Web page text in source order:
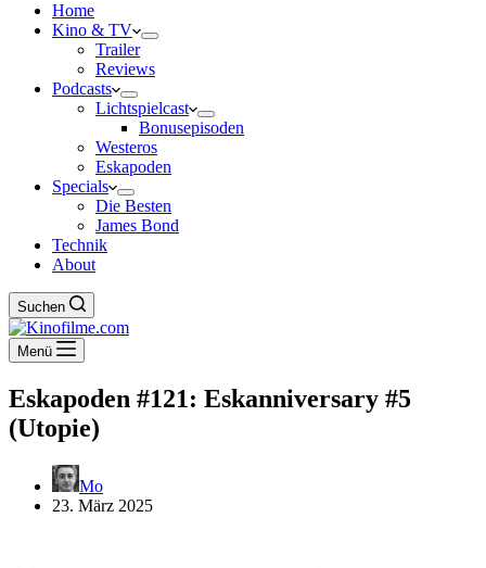
Home
Kino & TV
Trailer
Reviews
Podcasts
Lichtspielcast
Bonusepisoden
Westeros
Eskapoden
Specials
Die Besten
James Bond
Technik
About
Suchen
Menü
Eskapoden #121: Eskanniversary #5
(Utopie)
Mo
23. März 2025